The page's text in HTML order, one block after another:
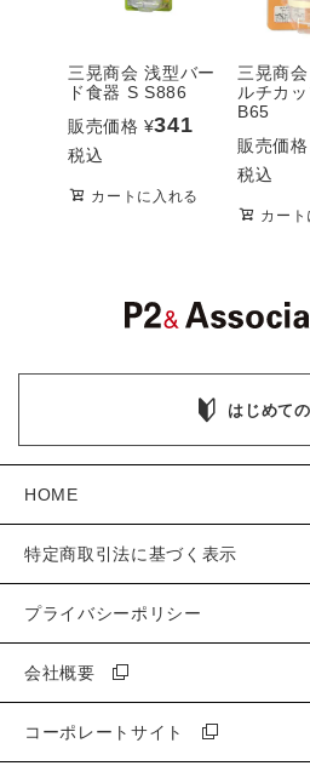
三晃商会 浅型バー
ド食器 S S886
販売価格 ¥341
税込
カートに入れる
三晃商
ルチカ
B65
販売価格
税込
カート
はじめて
HOME
特定商取引法に基づく表示
プライバシーポリシー
会社概要
コーポレートサイト